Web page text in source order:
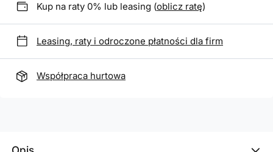
Kup na raty 0% lub leasing (oblicz ratę)
Leasing, raty i odroczone płatności dla firm
Współpraca hurtowa